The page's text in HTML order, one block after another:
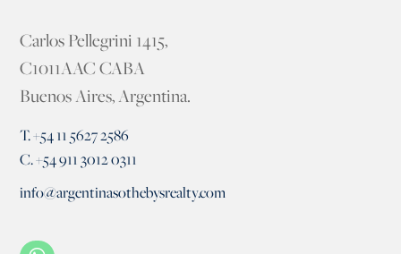
Carlos Pellegrini 1415,
C1011AAC CABA
Buenos Aires, Argentina.
T. +54 11 5627 2586
C. +54 911 3012 0311
info@argentinasothebysrealty.com